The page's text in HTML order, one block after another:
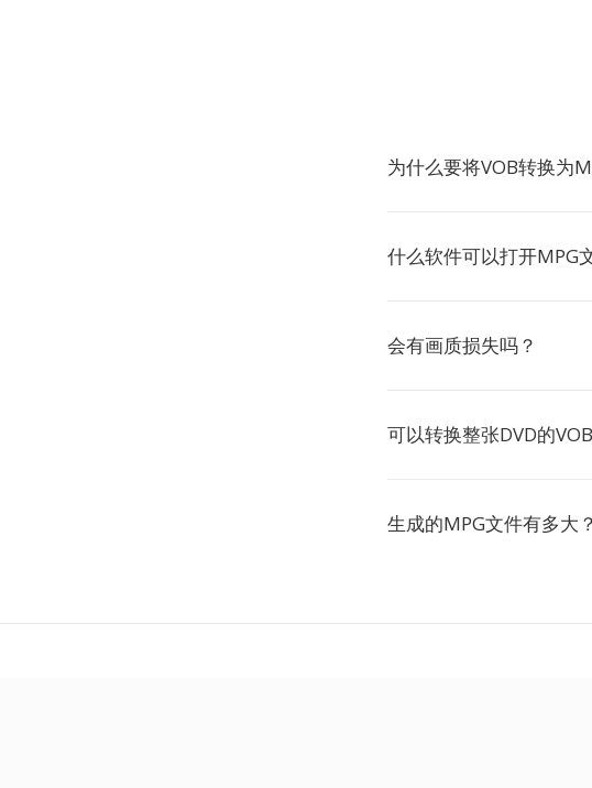
为什么要将VOB转换为
什么软件可以打开MPG
会有画质损失吗？
可以转换整张DVD的
生成的MPG文件有多大？